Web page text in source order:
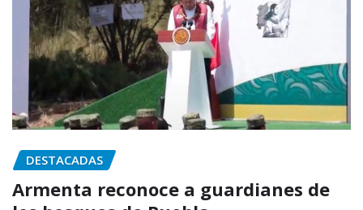
DESTACADAS
Armenta reconoce a guardianes de